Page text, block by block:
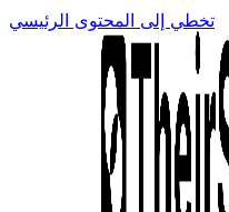
تخطي إلى المحتوى الرئيسي